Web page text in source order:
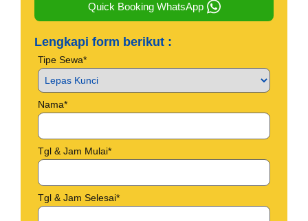
Quick Booking WhatsApp
Lengkapi form berikut :
Tipe Sewa*
Nama*
Tgl & Jam Mulai*
Tgl & Jam Selesai*